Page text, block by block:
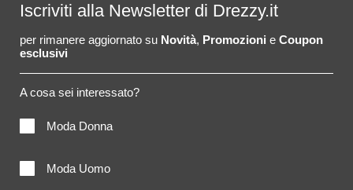
Iscriviti alla Newsletter di Drezzy.it
per rimanere aggiornato su Novità, Promozioni e Coupon
esclusivi
A cosa sei interessato?
Moda Donna
Moda Uomo